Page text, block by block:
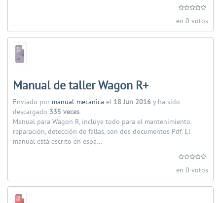
en 0 votos
Manual de taller Wagon R+
Enviado por manual-mecanica el 18 Jun 2016 y ha sido
descargado 335 veces.
Manual para Wagon R, incluye todo para el mantenimiento,
reparación, detección de fallas, son dos documentos Pdf. El
manual está escrito en espa...
en 0 votos